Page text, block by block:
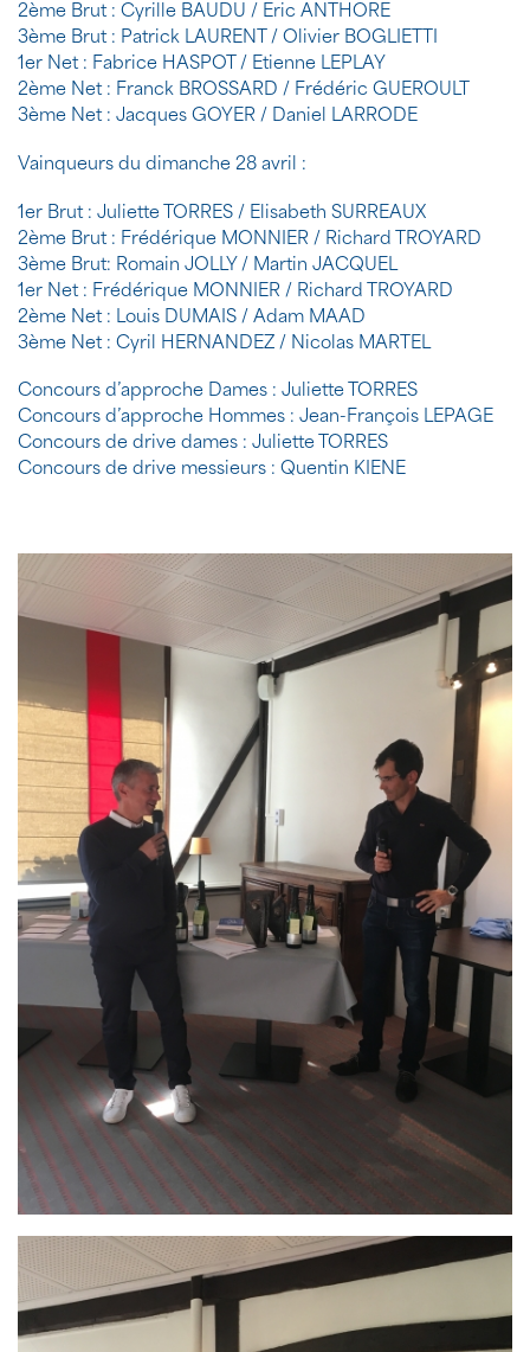
2ème Brut : Cyrille BAUDU / Eric ANTHORE
3ème Brut : Patrick LAURENT / Olivier BOGLIETTI
1er Net : Fabrice HASPOT / Etienne LEPLAY
2ème Net : Franck BROSSARD / Frédéric GUEROULT
3ème Net : Jacques GOYER / Daniel LARRODE
Vainqueurs du dimanche 28 avril :
1er Brut : Juliette TORRES / Elisabeth SURREAUX
2ème Brut : Frédérique MONNIER / Richard TROYARD
3ème Brut: Romain JOLLY / Martin JACQUEL
1er Net : Frédérique MONNIER / Richard TROYARD
2ème Net : Louis DUMAIS / Adam MAAD
3ème Net : Cyril HERNANDEZ / Nicolas MARTEL
Concours d’approche Dames : Juliette TORRES
Concours d’approche Hommes : Jean-François LEPAGE
Concours de drive dames : Juliette TORRES
Concours de drive messieurs : Quentin KIENE